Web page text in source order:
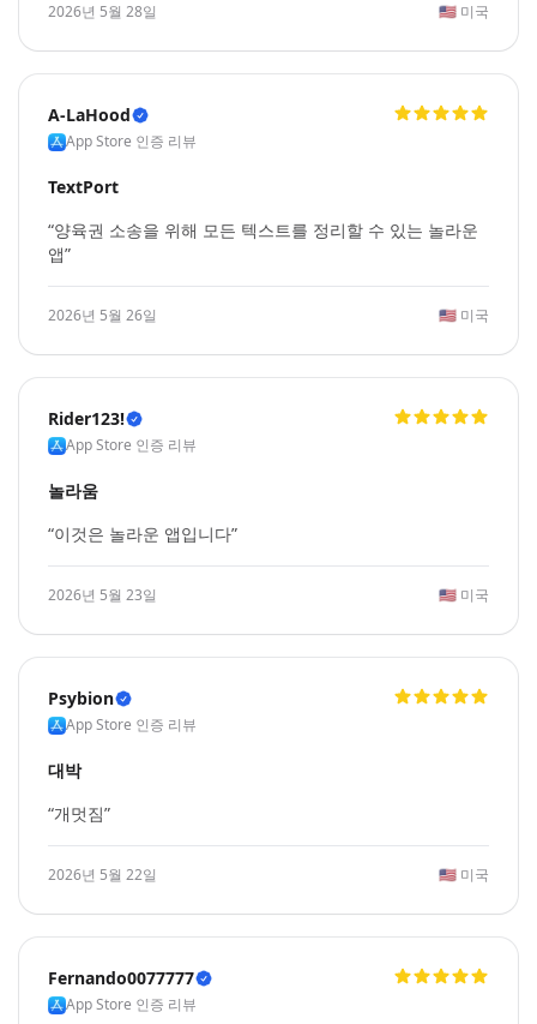
2026년 5월 28일 🇺🇸 미국
A-LaHood
App Store 인증 리뷰
TextPort
“양육권 소송을 위해 모든 텍스트를 정리할 수 있는 놀라운
앱”
2026년 5월 26일 🇺🇸 미국
Rider123!
App Store 인증 리뷰
놀라움
“이것은 놀라운 앱입니다”
2026년 5월 23일 🇺🇸 미국
Psybion
App Store 인증 리뷰
대박
“개멋짐”
2026년 5월 22일 🇺🇸 미국
Fernando0077777
App Store 인증 리뷰